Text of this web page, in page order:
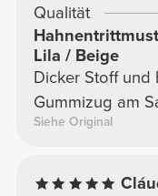
Qualität
Lila / Beige
Dicker Stoff und
Gummizug am
Siehe Original